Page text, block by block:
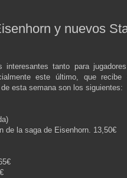
y nuevos
interesantes tanto para
este último, que recibe
esta semana son los siguientes:
de la saga de Eisenhorn. 13,50€